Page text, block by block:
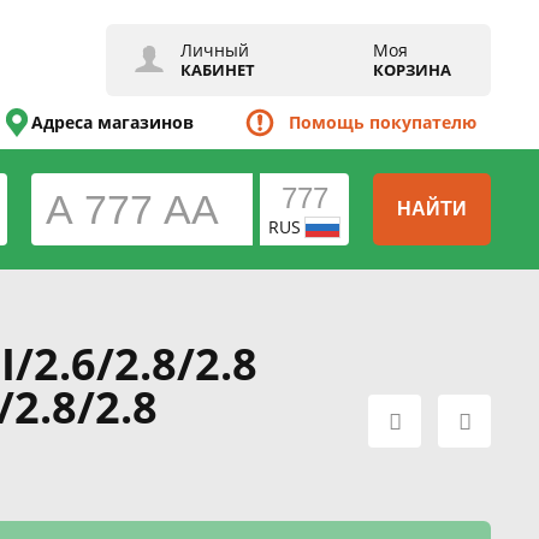
Личный
КАБИНЕТ
Моя
КОРЗИНА
Адреса магазинов Помощь покупателю
RUS
НАЙТИ
2.6/2.8/2.8
2.8